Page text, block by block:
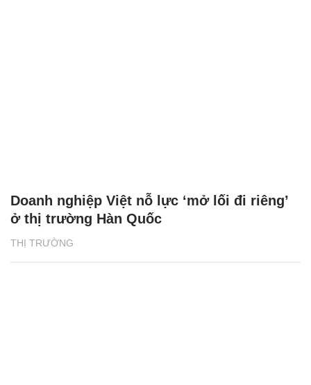
THỊ TRƯỜNG
Doanh nghiệp Việt nỗ lực ‘mở lối đi riêng’
ở thị trường Hàn Quốc